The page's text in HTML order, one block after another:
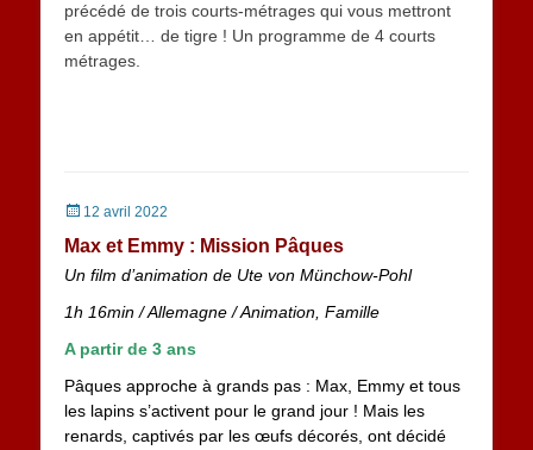
précédé de trois courts-métrages qui vous mettront
en appétit… de tigre ! Un programme de 4 courts
métrages.
Posted
12 avril 2022
Max et Emmy : Mission Pâques
Un film d’animation de Ute von Münchow-Pohl
1h 16min/ Allemagne /Animation, Famille
A partir de 3 ans
Pâques approche à grands pas : Max, Emmy et tous
les lapins s’activent pour le grand jour ! Mais les
renards, captivés par les œufs décorés, ont décidé